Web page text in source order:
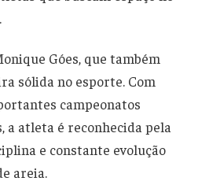
Góes, que também
sólida no esporte. Com
campeonatos
a atleta é reconhecida pela
e constante evolução
areia.